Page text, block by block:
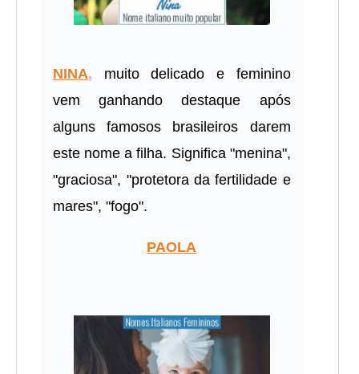
NINA,
muito delicado e feminino
vem ganhando destaque após
alguns famosos brasileiros darem
este nome a filha. Significa "menina",
"graciosa", "protetora da fertilidade e
mares", "fogo".
PAOLA